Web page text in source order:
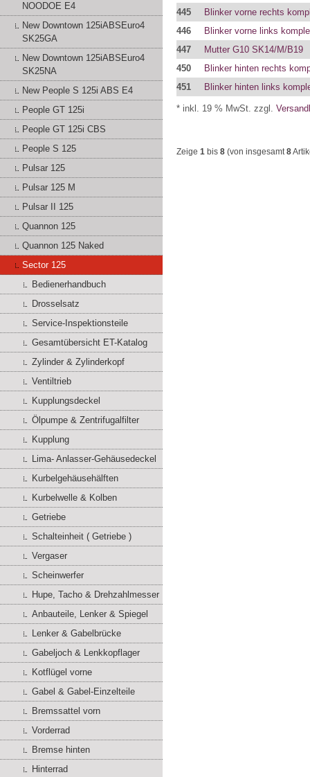
NOODOE E4
New Downtown 125iABSEuro4
SK25GA
New Downtown 125iABSEuro4
SK25NA
New People S 125i ABS E4
People GT 125i
People GT 125i CBS
People S 125
Pulsar 125
Pulsar 125 M
Pulsar II 125
Quannon 125
Quannon 125 Naked
Sector 125
Bedienerhandbuch
Drosselsatz
Service-Inspektionsteile
Gesamtübersicht ET-Katalog
Zylinder & Zylinderkopf
Ventiltrieb
Kupplungsdeckel
Ölpumpe & Zentrifugalfilter
Kupplung
Lima- Anlasser-Gehäusedeckel
Kurbelgehäusehälften
Kurbelwelle & Kolben
Getriebe
Schalteinheit ( Getriebe )
Vergaser
Scheinwerfer
Hupe, Tacho & Drehzahlmesser
Anbauteile, Lenker & Spiegel
Lenker & Gabelbrücke
Gabeljoch & Lenkkopflager
Kotflügel vorne
Gabel & Gabel-Einzelteile
Bremssattel vorn
Vorderrad
Bremse hinten
Hinterrad
445
Blinker vorne rechts
446
Blinker vorne links
447
Mutter G10 SK14/M/B19
450
Blinker hinten rechts
451
Blinker hinten links
* inkl. 19 % MwSt. zzgl.
Zeige 1 bis 8 (von insgesamt8